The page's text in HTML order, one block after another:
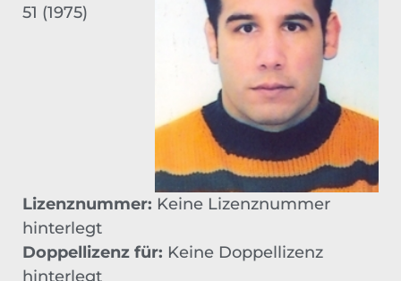
51 (1975)
Lizenznummer: Keine Lizenznummer
hinterlegt
Doppellizenz für: Keine Doppellizenz
hinterlegt